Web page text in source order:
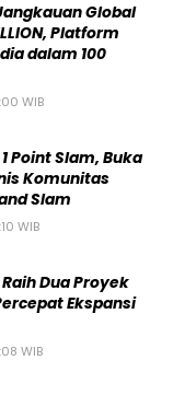
Global
Platform
dalam 100
WIB
Point Slam, Buka
Komunitas
Slam
WIB
Raih Dua Proyek
Ekspansi
WIB